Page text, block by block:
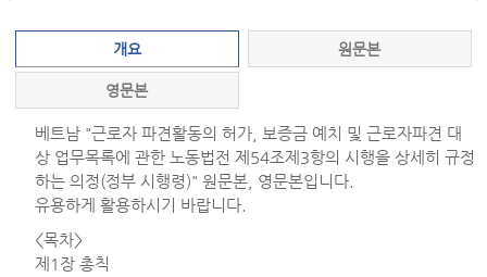
개요 원문본
영문본
베트남 "근로자 파견활동의 허가, 보증금 예치 및 근로자파견 대
상 업무목록에 관한 노동법전 제54조제3항의 시행을 상세히 규정
하는 의정(정부 시행령)" 원문본, 영문본입니다.
유용하게 활용하시기 바랍니다.
<목차>
제1장 총칙